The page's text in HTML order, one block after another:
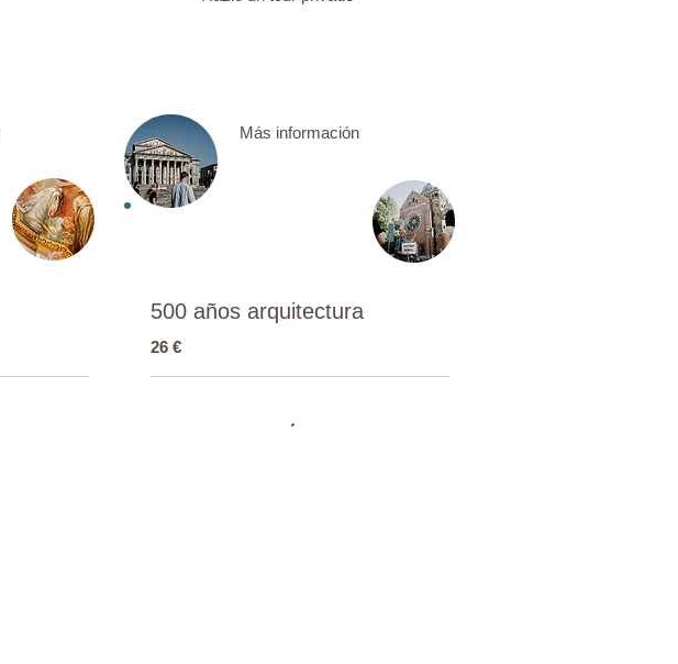
500 años arquitectura
26 €
Más información